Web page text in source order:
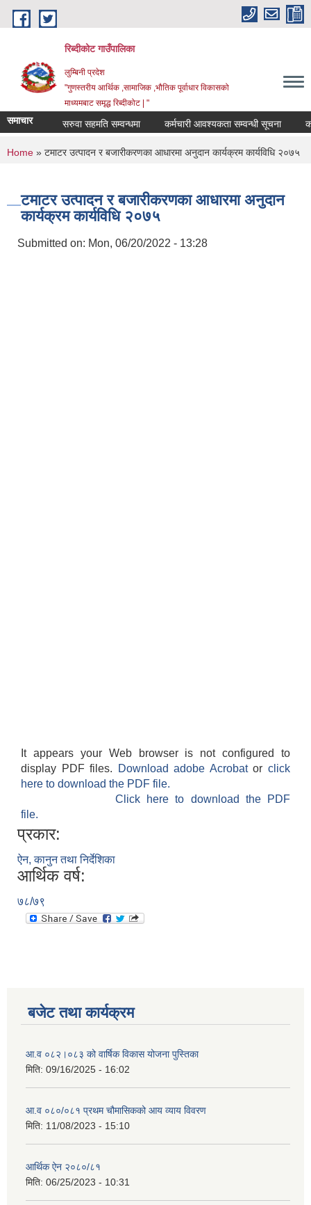
Skip to main content
रिब्दीकोट गाउँपालिका
लुम्बिनी प्रदेश
"गुणस्तरीय आर्थिक ,सामाजिक ,भौतिक पूर्वाधार विकासको
माध्यमबाट समृद्ध रिब्दीकोट | "
समाचार सरुवा सहमति सम्वन्धमा कर्मचारी आवश्यकता सम्वन्धी सूचना
You are here
Home » टमाटर उत्पादन र बजारीकरणका आधारमा अनुदान कार्यक्रम कार्यविधि २०७५
टमाटर उत्पादन र बजारीकरणका आधारमा अनुदान
कार्यक्रम कार्यविधि २०७५
Submitted on: Mon, 06/20/2022 - 13:28
It appears your Web browser is not configured to
display PDF files.
Download adobe Acrobatorclick
here to download the PDF file.
Click here to download the PDF
file.
प्रकार:
ऐन, कानुन तथा निर्देशिका
आर्थिक वर्ष:
७८/७९
बजेट तथा कार्यक्रम
आ.व ०८२।०८३ को वार्षिक विकास योजना पुस्तिका
मिति: 09/16/2025 - 16:02
आ.व ०८०/०८१ प्रथम चौमासिकको आय व्याय विवरण
मिति: 11/08/2023 - 15:10
आर्थिक ऐन २०८०/८१
मिति: 06/25/2023 - 10:31